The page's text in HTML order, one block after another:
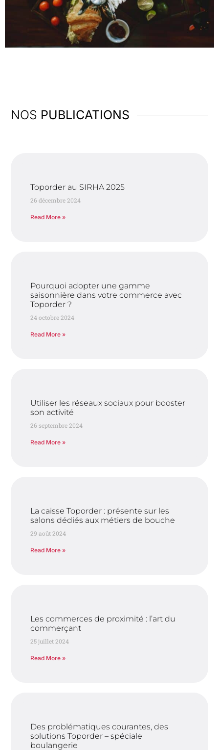
NOS PUBLICATIONS
Toporder au SIRHA 2025
26 décembre 2024
Read More »
Pourquoi adopter une gamme
saisonnière dans votre commerce avec
Toporder ?
24 octobre 2024
Read More »
Utiliser les réseaux sociaux pour booster
son activité
26 septembre 2024
Read More »
La caisse Toporder : présente sur les
salons dédiés aux métiers de bouche
29 août 2024
Read More »
Les commerces de proximité : l’art du
commerçant
25 juillet 2024
Read More »
Des problématiques courantes, des
solutions Toporder – spéciale
boulangerie